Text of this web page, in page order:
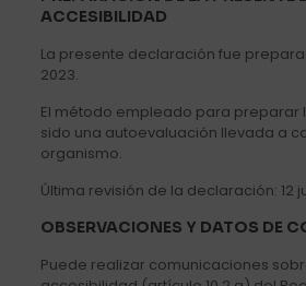
ACCESIBILIDAD
La presente declaración fue
2023.
El método empleado para preparar
sido una autoevaluación llevada a
organismo.
Última revisión de la declaración: 12
OBSERVACIONES Y DATOS DE
Puede realizar comunicaciones